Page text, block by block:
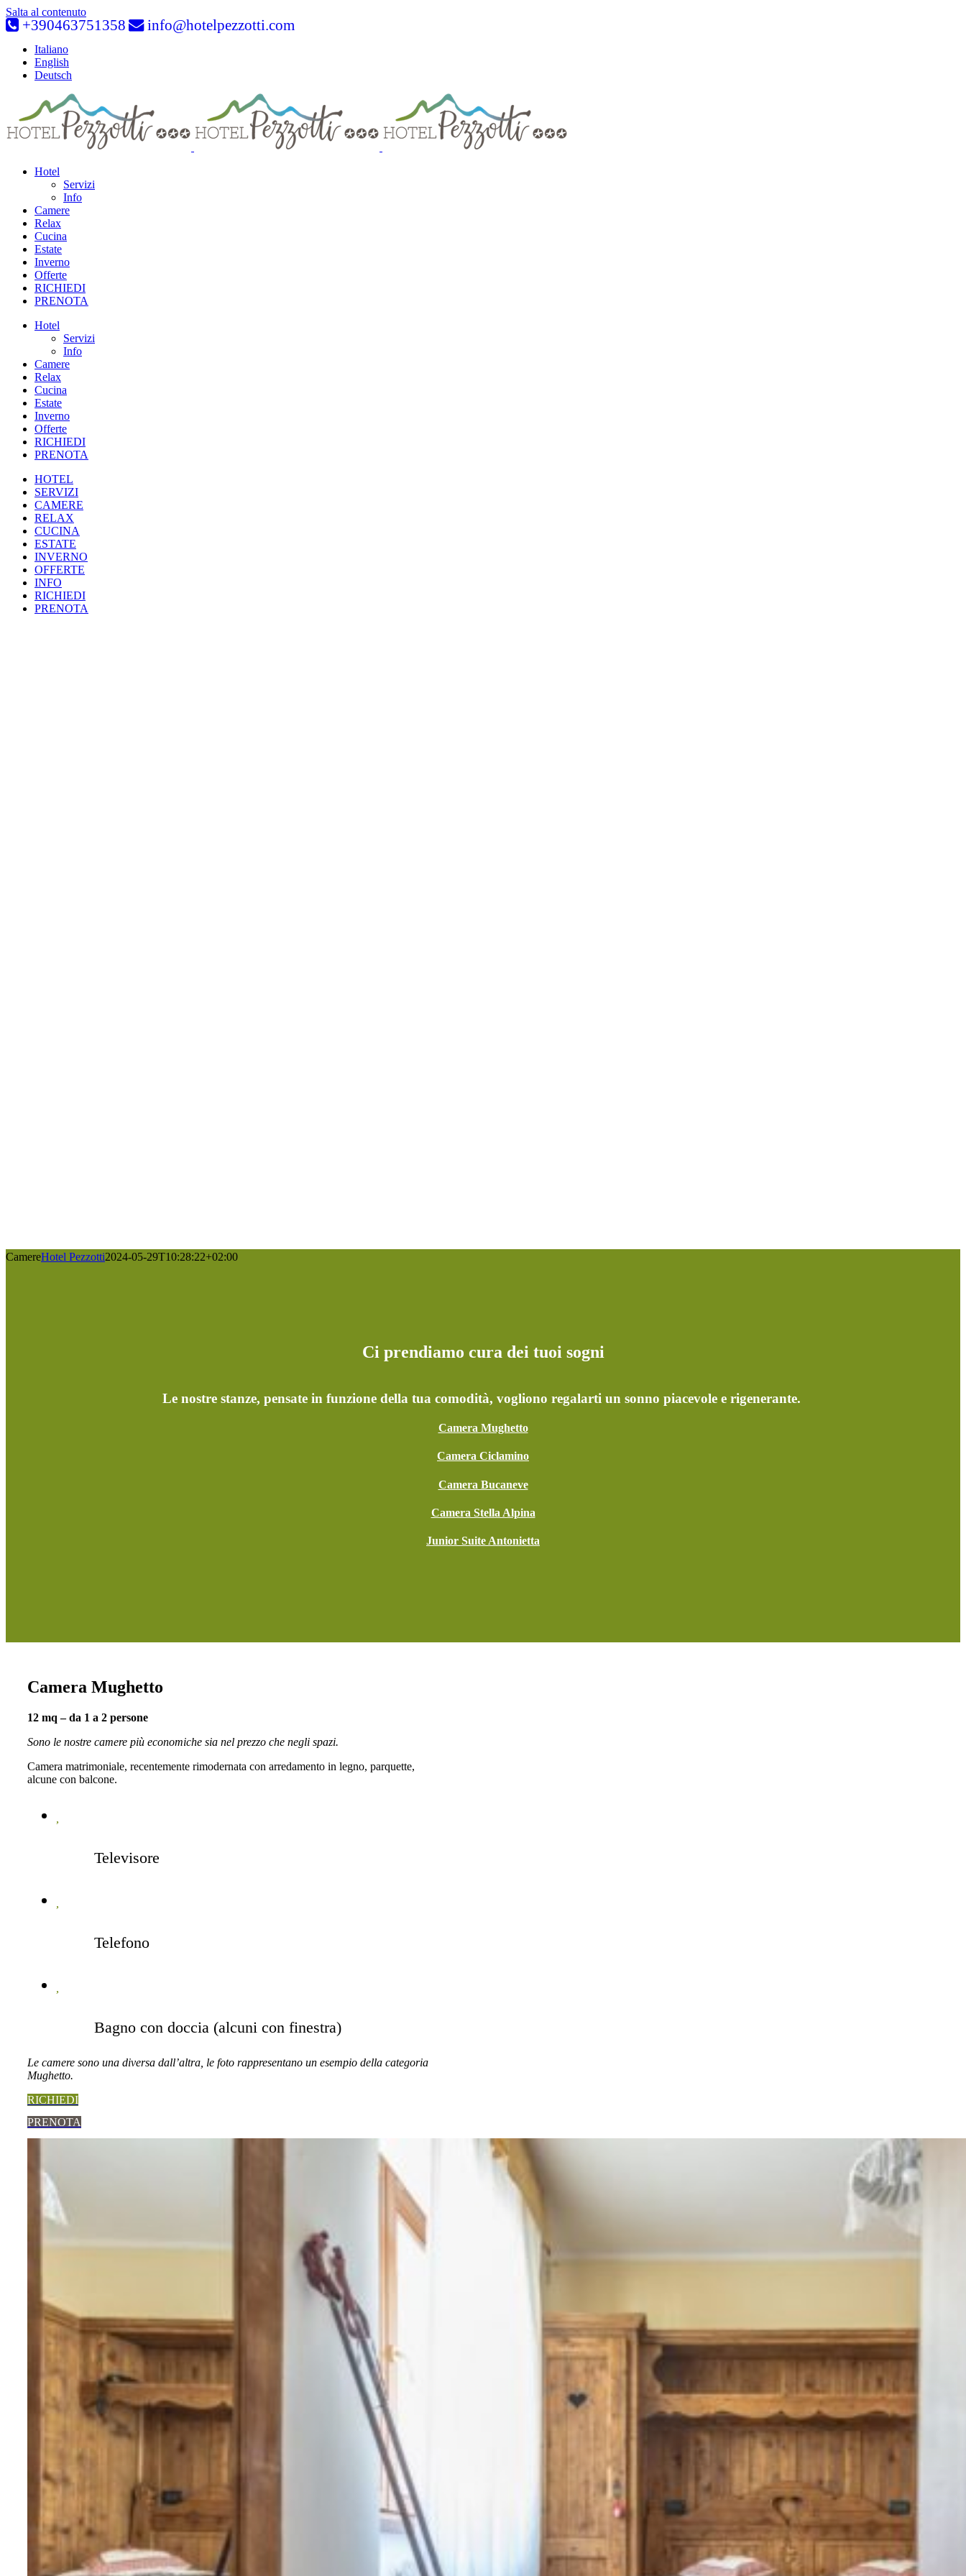
Salta al contenuto
+390463751358 info@hotelpezzotti.com
Italiano
English
Deutsch
Hotel
Servizi
Info
Camere
Relax
Cucina
Estate
Inverno
Offerte
RICHIEDI
PRENOTA
Hotel
Servizi
Info
Camere
Relax
Cucina
Estate
Inverno
Offerte
RICHIEDI
PRENOTA
HOTEL
SERVIZI
CAMERE
RELAX
CUCINA
ESTATE
INVERNO
OFFERTE
INFO
RICHIEDI
PRENOTA
CamereHotel Pezzotti2024-05-29T10:28:22+02:00
Ci prendiamo cura dei tuoi sogni
Le nostre stanze, pensate in funzione della tua comodità, vogliono regalarti un sonno piacevole e rigenerante.
Camera Mughetto
Camera Ciclamino
Camera Bucaneve
Camera Stella Alpina
Junior Suite Antonietta
Camera Mughetto
12 mq – da 1 a 2 persone
Sono le nostre camere più economiche sia nel prezzo che negli spazi.
Camera matrimoniale, recentemente rimodernata con arredamento in legno, parquette,
alcune con balcone.
Televisore
Telefono
Bagno con doccia (alcuni con finestra)
Le camere sono una diversa dall’altra, le foto rappresentano un esempio della categoria
Mughetto.
RICHIEDI
PRENOTA